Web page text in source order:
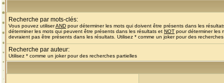
Recherche par mots-clés:
Vous pouvez utiliserAND pour déterminer les mots qui doivent être présents dans les
déterminer les mots qui peuvent être présents dans les résultats et NOT pour déterminer les
devraient pas être présents dans les résultats. Utilisez * comme un joker pour des
Recherche par auteur:
Utilisez * comme un joker pour des recherches partielles